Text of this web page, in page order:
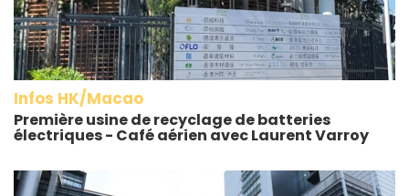
Infos HK/Macao
Première usine de recyclage de batteries
électriques - Café aérien avec Laurent Varroy